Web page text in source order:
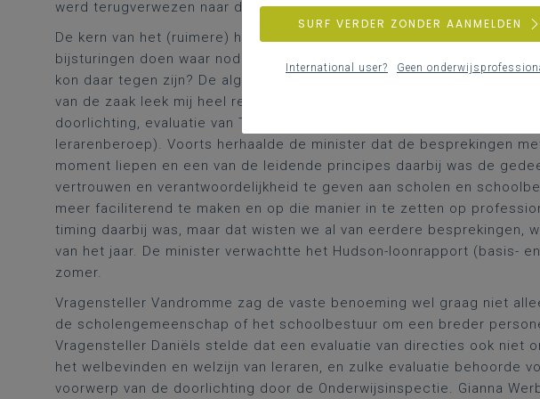
werd terugverwezen naar de Commissie van Wijzen.
De kern van het (ruimere) hr-betoog van de minister luidde: grondig
bijsturingen doen waar nodig om het beter te laten werken in het
kon daar tegen zijn? De algemene houding van de minister ten
van de zaak leek mij heel redelijk (ontslag van slecht functionerende
doorlichting, evaluatie van TADD, vaste benoeming als element van de
lerarenberoep). Voorts herhaalde de minister dat de besprekingen
moment liepen en een van de leidende principes daarbij was de
vertrouwen en verantwoordelijkheid te geven aan scholen en
meer faciliterend te maken en op die manier in te zetten op
timing daarbij was, maar dat wisten we al van eerdere besprekingen,
van het jaar. De minister verwachtte het Hudson-loonrapport (basis-
zomer.
Vragensteller Vandromme zag de vaste benoeming wel graag niet
de scholengemeenschap of het schoolbestuur om een breder
Vragensteller Daniëls stelde dat een evaluatie van directies ook niet
het welbevinden en welzijn van leraren, en zulke evaluatie behoorde
voorwerp van de doorlichting door de Onderwijsinspectie. Gianna
SURF VERDER ZONDER AANMELDEN
International user? Geen